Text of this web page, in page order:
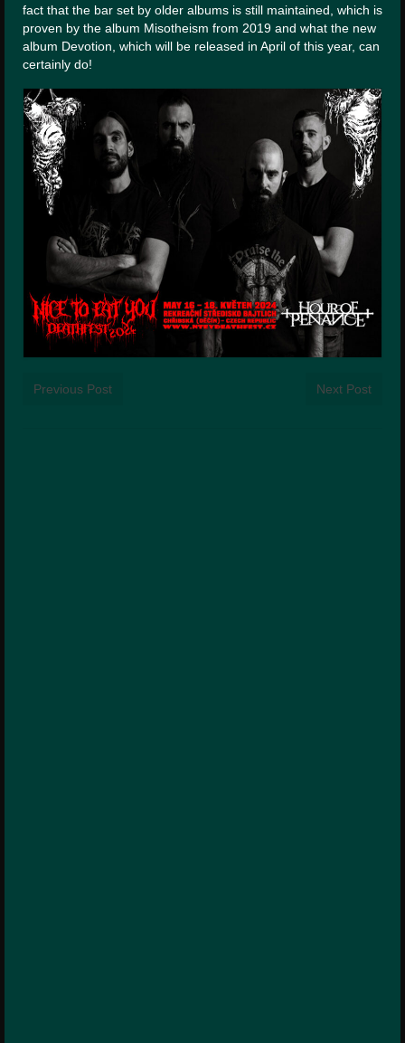
fact that the bar set by older albums is still maintained, which is
proven by the album Misotheism from 2019 and what the new
album Devotion, which will be released in April of this year, can
certainly do!
Previous Post Next Post